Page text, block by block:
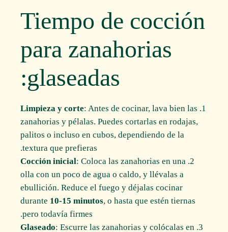
Tiempo de cocción
para zanahorias
glaseadas:
Limpieza y corte: Antes de cocinar, lava bien las
zanahorias y pélalas. Puedes cortarlas en rodajas,
palitos o incluso en cubos, dependiendo de la
textura que prefieras.
Cocción inicial: Coloca las zanahorias en una
olla con un poco de agua o caldo, y llévalas a
ebullición. Reduce el fuego y déjalas cocinar
durante 10-15 minutos, o hasta que estén tiernas
pero todavía firmes.
Glaseado: Escurre las zanahorias y colócalas en